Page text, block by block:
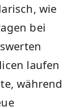
wie
bei
laufen
während